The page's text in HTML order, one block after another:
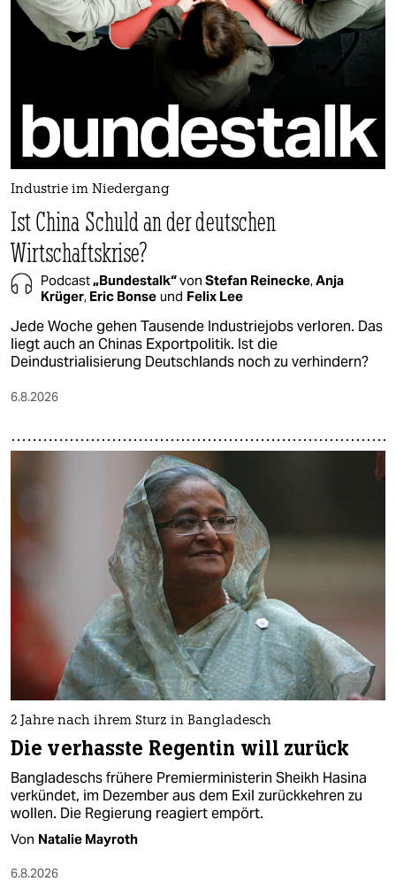
nord
verlag
verlag
veranstaltungen
shop
fragen & hilfe
unterstützen
abo
genossenschaft
epaper login
Industrie im Niedergang
Ist China Schuld an der deutschen
Wirtschaftskrise?
Podcast„Bundestalk“von Stefan Reinecke,Anja
Krüger, Eric Bonse und Felix Lee
Jede Woche gehen Tausende Industriejobs verloren. Das
liegt auch an Chinas Exportpolitik. Ist die
Deindustrialisierung Deutschlands noch zu verhindern?
6.8.2026
2 Jahre nach ihrem Sturz in Bangladesch
Die verhasste Regentin will zurück
Bangladeschs frühere Premierministerin Sheikh Hasina
verkündet, im Dezember aus dem Exil zurückkehren zu
wollen. Die Regierung reagiert empört.
Von Natalie Mayroth
6.8.2026